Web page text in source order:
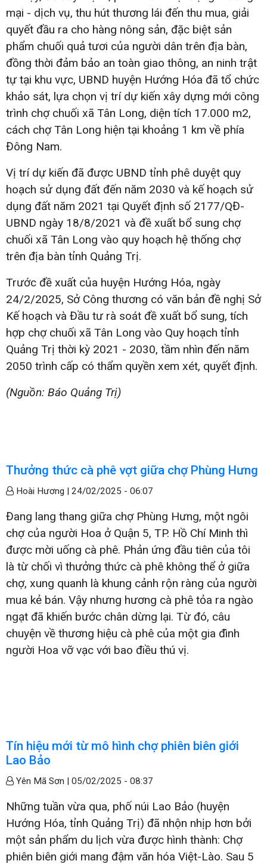
mại - dịch vụ, thu hút thương lái đến thu mua, giải
quyết đầu ra cho hàng nông sản, đặc biệt sản
phẩm chuối quả tươi của người dân trên địa bàn,
đồng thời đảm bảo an toàn giao thông, an ninh trật
tự tại khu vực, UBND huyện Hướng Hóa đã tổ chức
khảo sát, lựa chọn vị trí dự kiến xây dựng mới công
trình chợ chuối xã Tân Long, diện tích 17.000 m2,
cách chợ Tân Long hiện tại khoảng 1 km về phía
Đông Nam.
Vị trí dự kiến đã được UBND tỉnh phê duyệt quy
hoạch sử dụng đất đến năm 2030 và kế hoạch sử
dụng đất năm 2021 tại Quyết định số 2177/QĐ-
UBND ngày 18/8/2021 và đề xuất bổ sung chợ
chuối xã Tân Long vào quy hoạch hệ thống chợ
trên địa bàn tỉnh Quảng Trị.
Trước đề xuất của huyện Hướng Hóa, ngày
24/2/2025, Sở Công thương có văn bản đề nghị Sở
Kế hoạch và Đầu tư rà soát đề xuất bổ sung, tích
hợp chợ chuối xã Tân Long vào Quy hoạch tỉnh
Quảng Trị thời kỳ 2021 - 2030, tầm nhìn đến năm
2050 trình cấp có thẩm quyền xem xét, quyết định.
(Nguồn: Báo Quảng Trị)
Thưởng thức cà phê vợt giữa chợ Phùng Hưng
Hoài Hương | 24/02/2025 - 06:07
Đang lang thang giữa chợ Phùng Hưng, một ngôi
chợ của người Hoa ở Quận 5, TP. Hồ Chí Minh thì
được mời uống cà phê. Phản ứng đầu tiên của tôi
là từ chối vì thưởng thức cà phê không thể ở giữa
chợ, xung quanh là khung cảnh rộn ràng của người
mua kẻ bán. Vậy nhưng hương cà phê tỏa ra ngào
ngạt đã khiến bước chân dừng lại. Từ đó, câu
chuyện về thương hiệu cà phê của một gia đình
người Hoa vỡ vạc với bao điều thú vị.
Tín hiệu mới từ mô hình chợ phiên biên giới
Lao Bảo
Yên Mã Sơn | 05/02/2025 - 08:37
Những tuần vừa qua, phố núi Lao Bảo (huyện
Hướng Hóa, tỉnh Quảng Trị) đã nhộn nhịp hơn bởi
một sản phẩm du lịch vừa được hình thành: Chợ
phiên biên giới mang đậm văn hóa Việt-Lào. Sau 5